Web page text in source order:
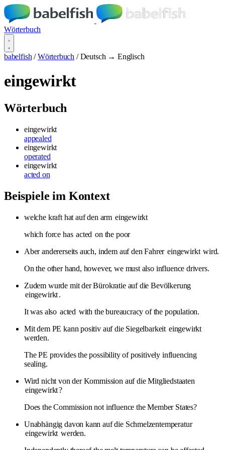
Wörterbuch
babelfish / Wörterbuch / Deutsch → Englisch
eingewirkt
Wörterbuch
eingewirkt
appealed
eingewirkt
operated
eingewirkt
acted on
Beispiele im Kontext
welche kraft hat auf den arm eingewirkt
which force has acted on the poor
Aber andererseits auch, indem auf den Fahrer eingewirkt wird.
On the other hand, however, we must also influence drivers.
Zudem wurde mit der Bürokratie auf die Bevölkerung
eingewirkt.
It was also acted with the bureaucracy of the population.
Mit dem PE kann positiv auf die Siegelbarkeit eingewirkt
werden.
The PE provides the possibility of positively influencing
sealing.
Wird nicht von der Kommission auf die Mitgliedstaaten
eingewirkt?
Does the Commission not influence the Member States?
Unabhängig davon kann auf die Schmelzentemperatur
eingewirkt werden.